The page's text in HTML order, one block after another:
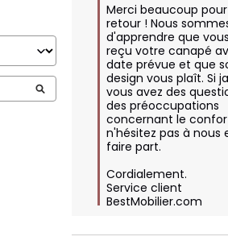
Merci beaucoup
retour ! Nous
d'apprendre que
reçu votre canapé
date prévue et que
design vous plaît. Si
vous avez des
des préoccupations
concernant le
n'hésitez pas à nous
faire part.
Cordialement.
Service client
BestMobilier.com